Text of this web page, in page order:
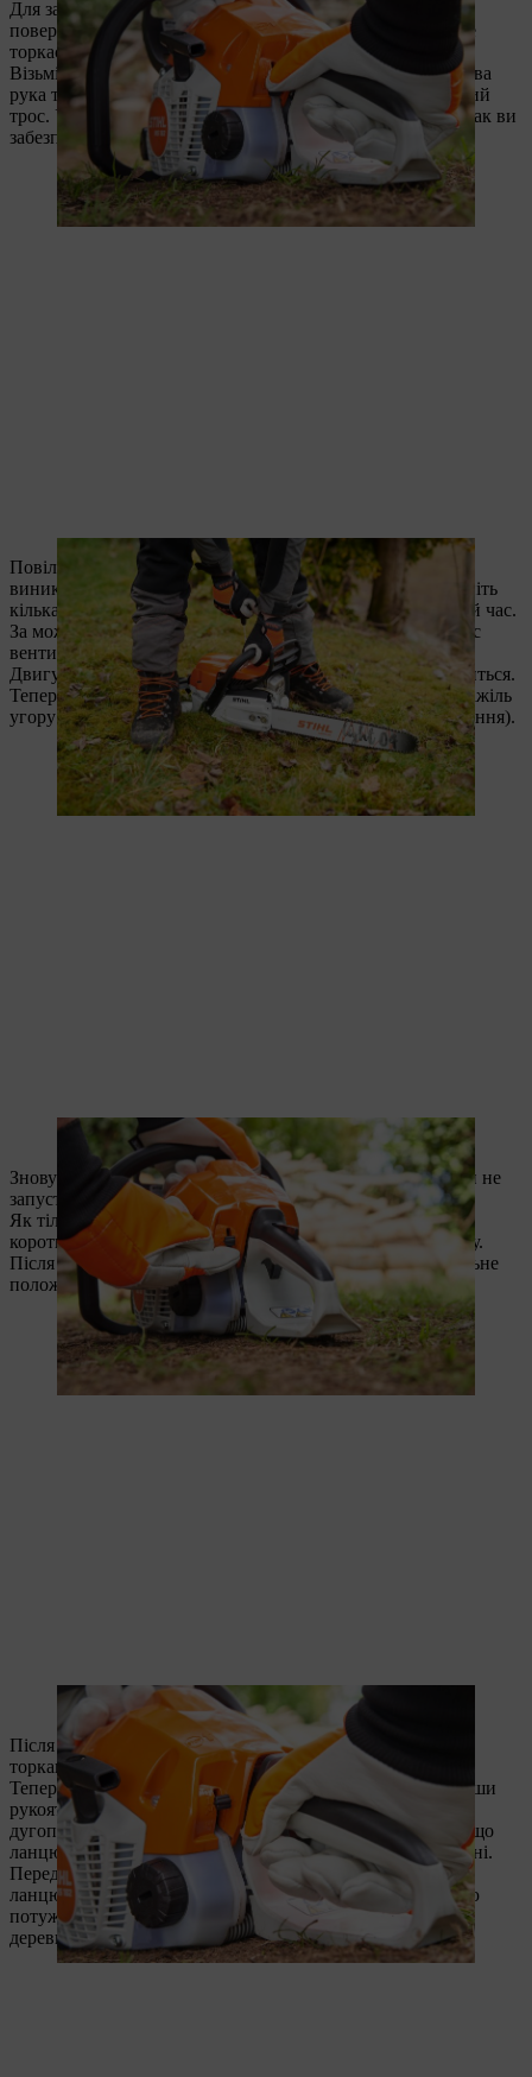
Для запуску встановіть мотопилу на рівну
поверхню. Переконайтесь у тому, що ріжуча гарнітура не
торкається землі.
Візьміть мотопилу, що лежить на землі, обома руками. Ліва
рука тримає пилу за трубчасту рукоятку, права за пусковий
трос. Установіть п’ятку правої ноги на задню рукоятку. Так ви
забезпечите стійкість мотопили. (див.зображення)
Повільно потягніть правою рукою за пусковий трос до
виникнення відчутного опору. Тільки після цього потягніть
кілька разів із силою, щоб двигун запустився на короткий час.
За можливістю тягніть угору, щоб трос не терся об корпус
вентилятора.
Двигун заведеться на короткий час, а потім знову зупиниться.
Тепер відкрийте дросель, перемістивши комбінований важіль
угору на одне положення фіксації (напіввідкрите положення).
Тепер потрібно відкрити дросель.
Знову потягніть за пусковий трос, пробуйте, доки двигун не
запуститься.
Як тільки двигун запуститься та почне працювати,
короткочасно натисніть указівним пальцем на важіль газу.
Після цього комбінований важіль переведеться в нормальне
положення холостого ходу.
Натискати на важіль газу потрібно вказівним пальцем.
Після цього повільно підніміть мотопилу із землі, не
торкаючись важеля газу.
Тепер відпустіть гальмо ланцюга, лівою рукою потягнувши
рукоятку гальма ланцюга на себе. Але ще не відпускайте
дугоподібну рукоятку. Характерне клацання сигналізує, що
ланцюг розблокований і тепер може пересуватися по шині.
Перед тим як братися до роботи, перевірте змащування
ланцюга: якщо тримати ланцюг, який рухається з повною
потужністю, над аркушем паперу або шматком світлої
деревини, на ньому має бути видно чіткий слід мастила.